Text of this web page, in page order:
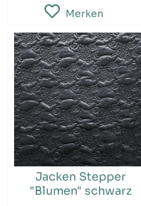
Merken
Jacken Stepper
"Blumen" schwarz